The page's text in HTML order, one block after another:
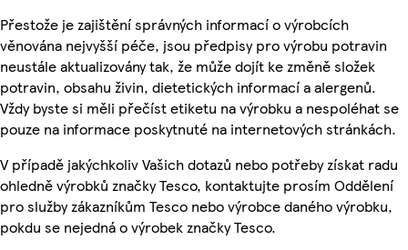
Přestože je zajištění správných informací o výrobcích
věnována nejvyšší péče, jsou předpisy pro výrobu potravin
neustále aktualizovány tak, že může dojít ke změně složek
potravin, obsahu živin, dietetických informací a alergenů.
Vždy byste si měli přečíst etiketu na výrobku a nespoléhat se
pouze na informace poskytnuté na internetových stránkách.
V případě jakýchkoliv Vašich dotazů nebo potřeby získat radu
ohledně výrobků značky Tesco, kontaktujte prosím Oddělení
pro služby zákazníkům Tesco nebo výrobce daného výrobku,
pokdu se nejedná o výrobek značky Tesco.